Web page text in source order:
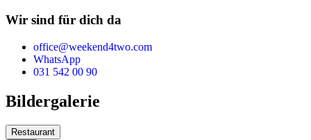
Wir sind für dich da
office@weekend4two.com
WhatsApp
031 542 00 90
Bildergalerie
Restaurant